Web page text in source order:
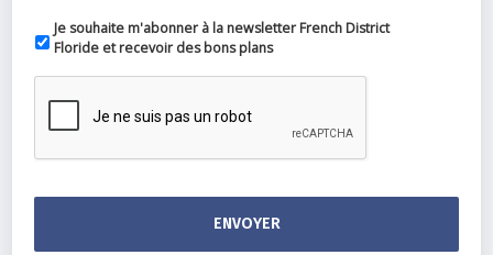
Je souhaite m'abonner à la newsletter French District
Floride et recevoir des bons plans